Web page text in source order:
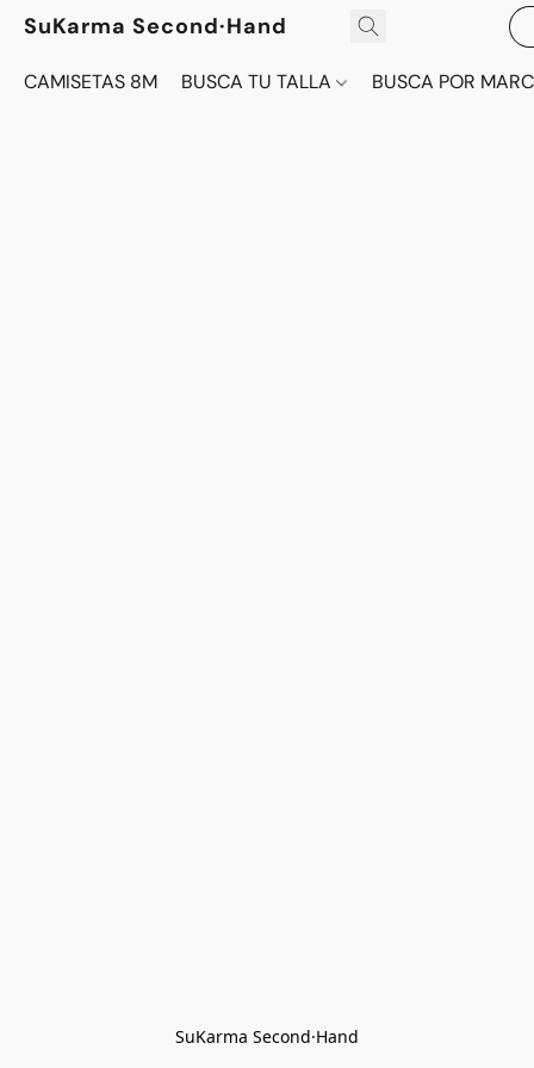
SuKarma Second·Hand
CAMISETAS 8M BUSCA TU TALLA BUSCA POR
SuKarma Second·Hand